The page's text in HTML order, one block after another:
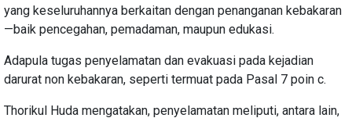
yang keseluruhannya berkaitan dengan penanganan kebakaran
—baik pencegahan, pemadaman, maupun edukasi.
Adapula tugas penyelamatan dan evakuasi pada kejadian
darurat non kebakaran, seperti termuat pada Pasal 7 poin c.
Thorikul Huda mengatakan, penyelamatan meliputi, antara lain,